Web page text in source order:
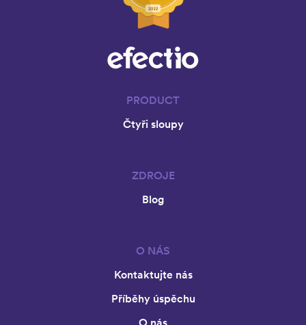
PRODUCT
Čtyři sloupy
ZDROJE
Blog
O NÁS
Kontaktujte nás
Příběhy úspěchu